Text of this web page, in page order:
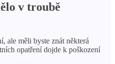
v troubě
ale měli byste znát některá
opatření dojde k poškození